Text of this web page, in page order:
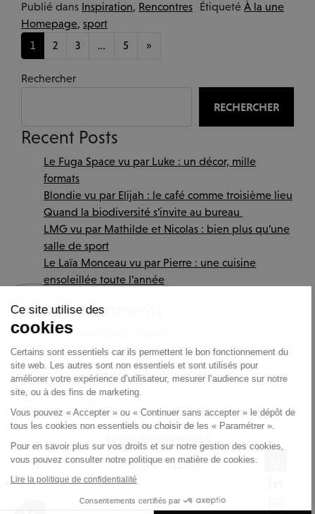
32 Rue de Monceau 75008 Paris
© Capital 8 – Invesco
Mentions légales
ConceptionSaentys
Publié dans Inspiration, Rencontres Étiqueté À la une
Homepage, sport
Navigation dans les articles
1 2 3 … 5 »
Rechercher
RECHERCHER
Recent Posts
Le Fuga Space vu par Luke : un décor, mille
formats
Blondie vu par Elijah : le café comme troisième lieu
Quand la biodiversité s’invite au bureau
LMG vu par Mathilde et Nicolas : bien plus qu’une
salle de sport
Le Laïa Monceau vu par Pierre : une cuisine
ensoleillée toute l’année
Recent Comments
Aucun commentaire à afficher.
32 Rue de Monceau 75008 Paris
2026 © Capital 8 – Invesco
Mentions légales
ConceptionSaentys
Continuer sans accepter
Ce site utilise des
cookies
Certains sont essentiels car ils permettent le bon fonctionnement du
site web. Les autres sont non essentiels et sont utilisés pour
améliorer votre expérience d’utilisateur, mesurer l’audience sur notre
site, ou à des fins de marketing.
Vous pouvez « Accepter » ou « Continuer sans accepter » le dépôt de
tous les cookies non essentiels ou choisir de les « Paramétrer ».
Pour en savoir plus sur vos droits et sur notre gestion des cookies,
vous pouvez consulter notre politique en matière de cookies.
Lire la politique de confidentialité
Consentements certifiés par